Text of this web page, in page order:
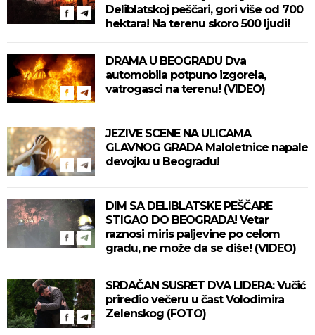
Deliblatskoj peščari, gori više od 700
hektara! Na terenu skoro 500 ljudi!
DRAMA U BEOGRADU Dva
automobila potpuno izgorela,
vatrogasci na terenu! (VIDEO)
JEZIVE SCENE NA ULICAMA
GLAVNOG GRADA Maloletnice napale
devojku u Beogradu!
DIM SA DELIBLATSKE PEŠČARE
STIGAO DO BEOGRADA! Vetar
raznosi miris paljevine po celom
gradu, ne može da se diše! (VIDEO)
SRDAČAN SUSRET DVA LIDERA: Vučić
priredio večeru u čast Volodimira
Zelenskog (FOTO)